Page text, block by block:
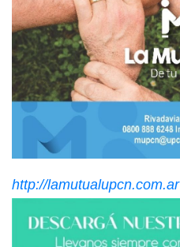
http://lamutualupcn.com.ar